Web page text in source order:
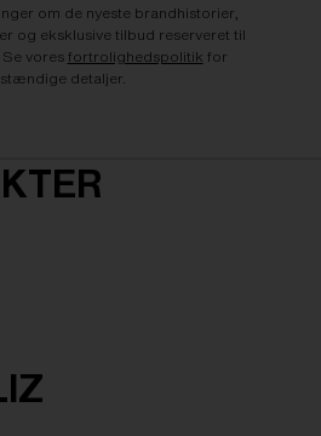
om de nyeste brandhistorier,
og eksklusive tilbud reserveret til
vores fortrolighedspolitik for
detaljer.